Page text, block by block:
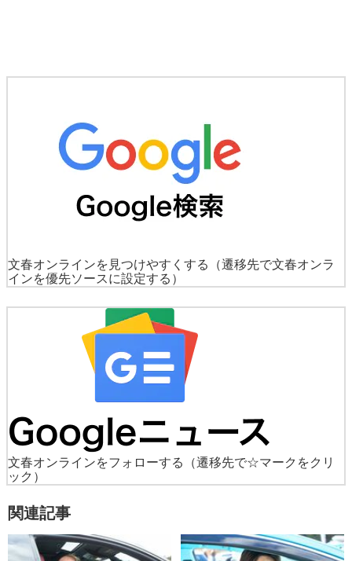
文春オンラインを見つけやすくする
（遷移先で文春オンラ
インを優先ソースに設定する）
文春オンラインをフォローする
（遷移先で☆マークをクリ
ック）
関連記事